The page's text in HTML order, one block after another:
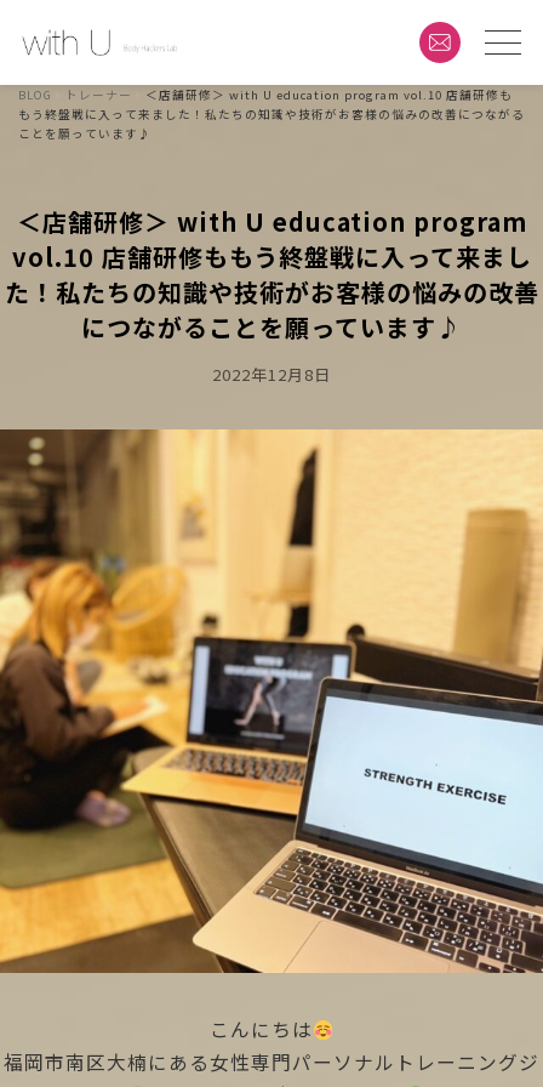
BLOG トレーナー
＜店舗研修＞ with U education program vol.10 店舗研修も
もう終盤戦に入って来ました！私たちの知識や技術がお客様の悩みの改善につながる
ことを願っています♪
＜店舗研修＞ with U education program
vol.10 店舗研修ももう終盤戦に入って来まし
た！私たちの知識や技術がお客様の悩みの改善
につながることを願っています♪
Posted
2022年12月8日
こんにちは
福岡市南区大楠にある女性専門パーソナルトレーニングジ